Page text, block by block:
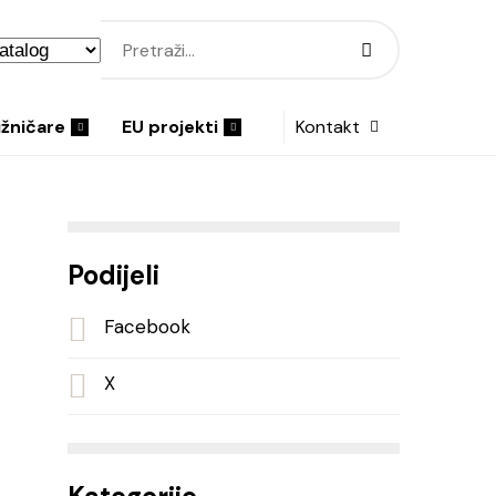
EU projekti Kontakt
Podijeli
Facebook
X